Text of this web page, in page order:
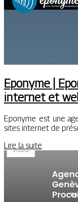
Eponyme |
internet et
Eponyme est une
sites internet de
Lire la suite